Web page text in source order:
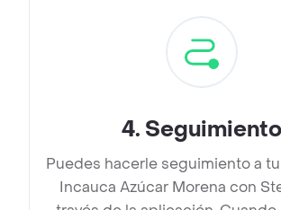
4. Seguimiento
Puedes hacerle seguimiento a
Incauca Azúcar Morena con